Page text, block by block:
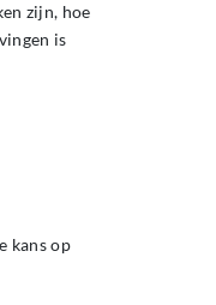
zijn, hoe
is
kans op